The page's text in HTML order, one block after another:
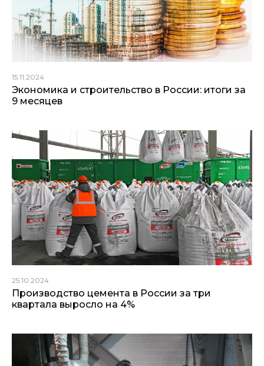
15.11.2024
Экономика и строительство в России: итоги за
9 месяцев
25.10.2024
Производство цемента в России за три
квартала выросло на 4%